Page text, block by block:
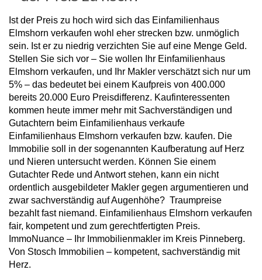
Ist der Preis zu hoch wird sich das Einfamilienhaus
Elmshorn verkaufen wohl eher strecken bzw. unmöglich
sein. Ist er zu niedrig verzichten Sie auf eine Menge Geld.
Stellen Sie sich vor – Sie wollen Ihr Einfamilienhaus
Elmshorn verkaufen, und Ihr Makler verschätzt sich nur um
5% – das bedeutet bei einem Kaufpreis von 400.000
bereits 20.000 Euro Preisdifferenz. Kaufinteressenten
kommen heute immer mehr mit Sachverständigen und
Gutachtern beim Einfamilienhaus verkaufe
Einfamilienhaus Elmshorn verkaufen bzw. kaufen. Die
Immobilie soll in der sogenannten Kaufberatung auf Herz
und Nieren untersucht werden. Können Sie einem
Gutachter Rede und Antwort stehen, kann ein nicht
ordentlich ausgebildeter Makler gegen argumentieren und
zwar sachverständig auf Augenhöhe? Traumpreise
bezahlt fast niemand. Einfamilienhaus Elmshorn verkaufen
fair, kompetent und zum gerechtfertigten Preis.
ImmoNuance – Ihr Immobilienmakler im Kreis Pinneberg.
Von Stosch Immobilien – kompetent, sachverständig mit
Herz.